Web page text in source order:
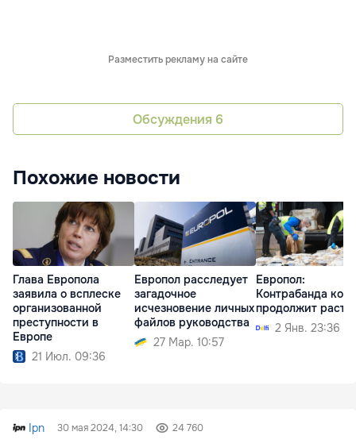
Разместить рекламу на сайте
Обсуждения 6
Похожие новости
Глава Европола
заявила о всплеске
организованной
преступности в
Европе
21 Июл. 09:36
Европол расследует
загадочное
исчезновение личных
файлов руководства
27 Мар. 10:57
Европол:
Контрабанда
продолжит расти
2 Янв. 23:36
Ipn 30 мая 2024, 14:30 24 760